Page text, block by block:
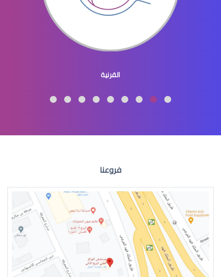
طبيب عيون اطفال
طبيب عيون اطفال في الرياض
القرنية
فروعنا